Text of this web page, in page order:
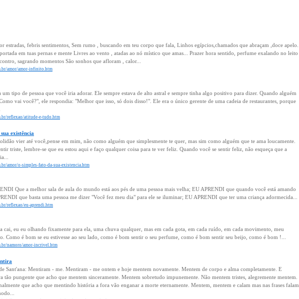
estradas, febris sentimentos, Sem rumo , buscando em teu corpo que fala, Linhos egípcios,chamados que abraçam ,doce apelo.
em tuas pernas e mente Livres ao vento , atadas ao nó místico que amas... Prazer hora sentido, perfume exalando no leito
sagrando momentos São sonhos que afloram , calor...
amor/amor-infinito.htm
um tipo de pessoa que você iria adorar. Ele sempre estava de alto astral e sempre tinha algo positivo para dizer. Quando alguém
vai você?", ele respondia: "Melhor que isso, só dois disso!". Ele era o único gerente de uma cadeia de restaurantes, porque
reflexao/atitude-e-tudo.htm
existência
vier até você,pense em mim, não como alguém que simplesmente te quer, mas sim como alguém que te ama loucamente.
triste, lembre-se que eu estou aqui e faço qualquer coisa para te ver feliz. Quando você se sentir feliz, não esqueça que a
amor/o-simples-fato-da-sua-existencia.htm
Que a melhor sala de aula do mundo está aos pés de uma pessoa mais velha; EU APRENDI que quando você está amando
que basta uma pessoa me dizer "Você fez meu dia" para ele se iluminar; EU APRENDI que ter uma criança adormecida...
reflexao/eu-aprendi.htm
cai, eu eu olhando fixamente para ela, uma chuva qualquer, mas em cada gota, em cada ruído, em cada movimento, meu
Como é bom se eu estivesse ao seu lado, como é bom sentir o seu perfume, como é bom sentir seu beijo, como é bom !...
namoro/amor-incrivel.htm
Sant'ana: Mentiram - me. Mentiram - me ontem e hoje mentem novamente. Mentem de corpo e alma completamente. E
tão pungente que acho que mentem sinceramente. Mentem sobretudo impunemente. Não mentem tristes, alegremente mentem.
que acho que mentindo história a fora vão enganar a morte eternamente. Mentem, mentem e calam mas nas frases falam